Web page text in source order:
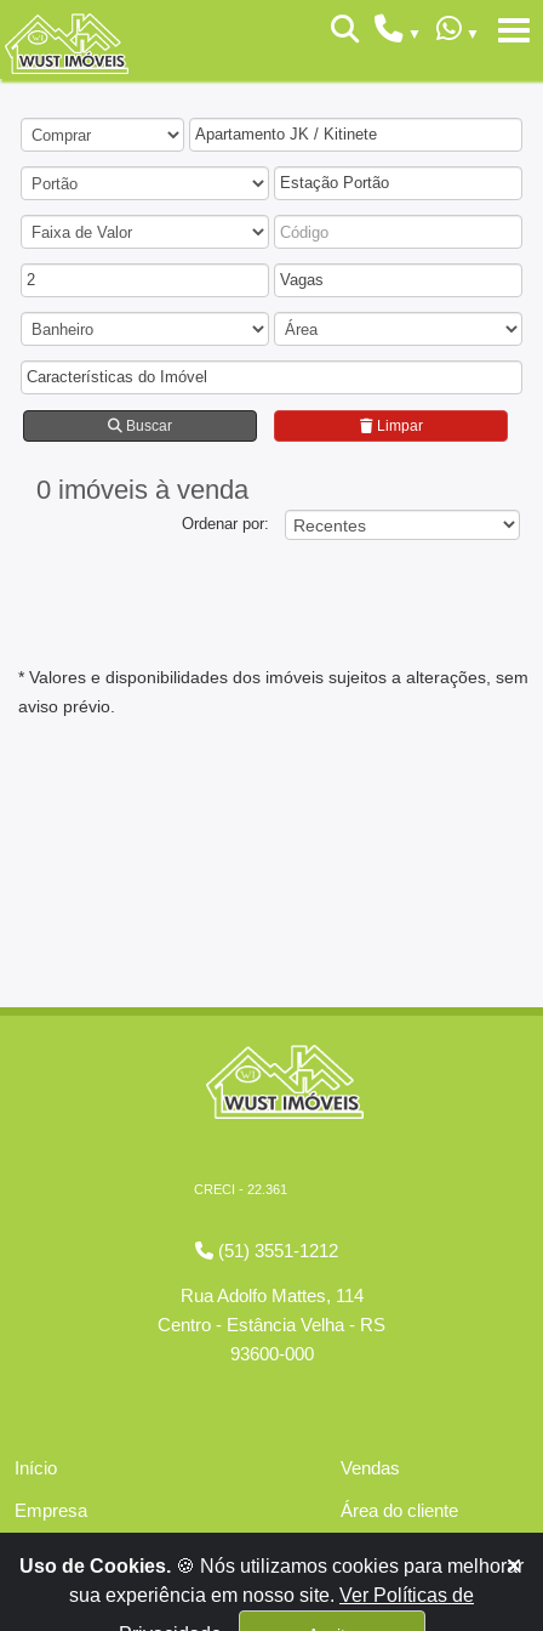
Apartamento JK / Kitinete
Estação Portão
2 Vagas
Características do Imóvel
Buscar Limpar
0 imóveis à venda
Ordenar por:
* Valores e disponibilidades dos imóveis sujeitos a alterações, sem
aviso prévio.
CRECI - 22.361
(51) 3551-1212
Rua Adolfo Mattes, 114
Centro - Estância Velha - RS
93600-000
Início
Empresa
Financiamentos
Vendas
Área do cliente
Contato
Uso de Cookies. 🍪 Nós utilizamos cookies para melhorar
sua experiência em nosso site. Ver Políticas de